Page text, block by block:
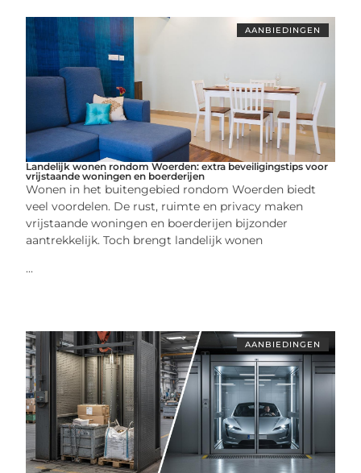
AANBIEDINGEN
Landelijk wonen rondom Woerden: extra beveiligingstips voor
vrijstaande woningen en boerderijen
Wonen in het buitengebied rondom Woerden biedt
veel voordelen. De rust, ruimte en privacy maken
vrijstaande woningen en boerderijen bijzonder
aantrekkelijk. Toch brengt landelijk wonen
...
AANBIEDINGEN